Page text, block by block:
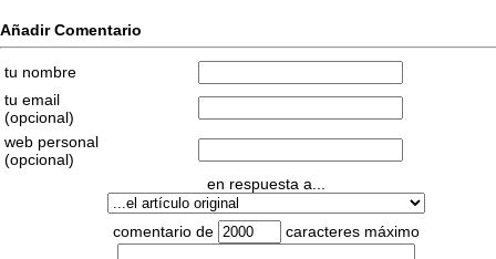
Añadir Comentario
tu nombre
tu email
(opcional)
web personal
(opcional)
en respuesta a...
comentario de caracteres máximo